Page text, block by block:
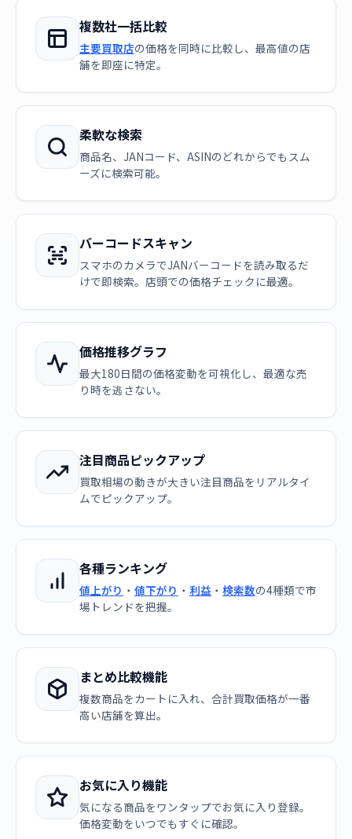
複数社一括比較
主要買取店の価格を同時に比較し、最高値の店
舗を即座に特定。
柔軟な検索
商品名、JANコード、ASINのどれからでもスム
ーズに検索可能。
バーコードスキャン
スマホのカメラでJANバーコードを読み取るだ
けで即検索。店頭での価格チェックに最適。
価格推移グラフ
最大180日間の価格変動を可視化し、最適な売
り時を逃さない。
注目商品ピックアップ
買取相場の動きが大きい注目商品をリアルタイ
ムでピックアップ。
各種ランキング
値上がり ・ 値下がり ・ 利益 ・ 検索数の4種類で市
場トレンドを把握。
まとめ比較機能
複数商品をカートに入れ、合計買取価格が一番
高い店舗を算出。
お気に入り機能
気になる商品をワンタップでお気に入り登録。
価格変動をいつでもすぐに確認。